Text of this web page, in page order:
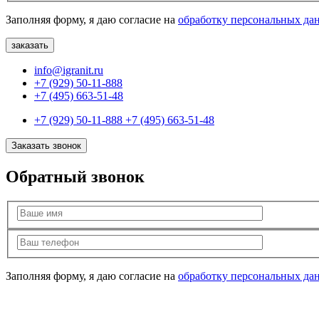
Заполняя форму, я даю согласие на обработку персональных
info@igranit.ru
+7 (929) 50-11-888
+7 (495) 663-51-48
+7 (929) 50-11-888 +7 (495) 663-51-48
Заказать звонок
Обратный звонок
Заполняя форму, я даю согласие на обработку персональных